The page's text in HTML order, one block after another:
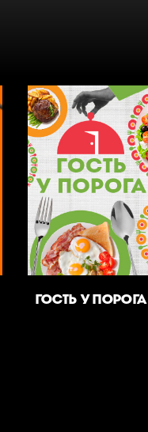
ГОСТЬ У ПОРОГА